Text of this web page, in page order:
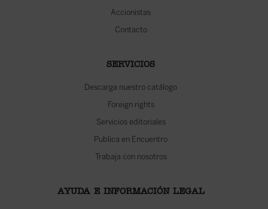
Accionistas
Contacto
SERVICIOS
Descarga nuestro catálogo
Foreign rights
Servicios editoriales
Publica en Encuentro
Trabaja con nosotros
AYUDA E INFORMACIÓN LEGAL